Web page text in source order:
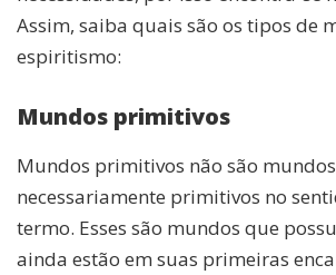
Assim, saiba quais são os tipos de
espiritismo:
Mundos primitivos
Mundos primitivos não são mundos
necessariamente primitivos no
termo. Esses são mundos que
ainda estão em suas primeiras